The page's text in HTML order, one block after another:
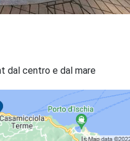
dal centro e dal mare